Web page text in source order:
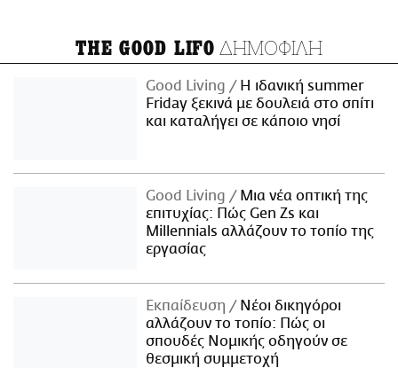
THE GOOD LIFO ΔΗΜΟΦΙΛΗ
Good Living
Η ιδανική summer
Friday ξεκινά με δουλειά στο σπίτι
και καταλήγει σε κάποιο νησί
Good Living
Μια νέα οπτική της
επιτυχίας: Πώς Gen Zs και
Millennials αλλάζουν το τοπίο της
εργασίας
Εκπαίδευση
Νέοι δικηγόροι
αλλάζουν το τοπίο: Πώς οι
σπουδές Νομικής οδηγούν σε
θεσμική συμμετοχή